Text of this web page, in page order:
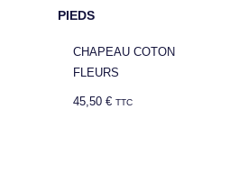
PIEDS
CHAPEAU COTON
FLEURS
45,50€ TTC